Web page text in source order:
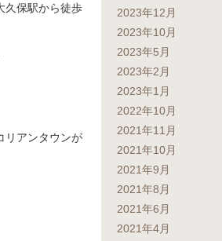
久保駅から徒歩
リアンタウンが
2023年12月
2023年10月
2023年5月
2023年2月
2023年1月
2022年10月
2021年11月
2021年10月
2021年9月
2021年8月
2021年6月
2021年4月